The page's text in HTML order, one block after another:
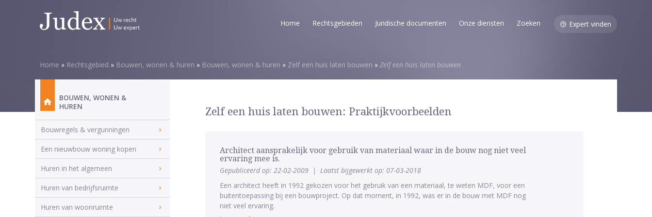
Home Rechtsgebieden Juridische documenten Onze diensten Zoeken Expert vinden
Home » Rechtsgebied » Bouwen, wonen & huren » Bouwen, wonen & huren » Zelf een huis laten bouwen » Zelf een huis laten bouwen
Zelf een huis laten bouwen: Praktijkvoorbeelden
Architect aansprakelijk voor gebruik van materiaal waar in de bouw nog niet veel
ervaring mee is.
Gepubliceerd op: 22-02-2009 | Laatst bijgewerkt op: 07-03-2018
Een architect heeft in 1992 gekozen voor het gebruik van een materiaal, te weten MDF, voor een
buitentoepassing bij een bouwproject. Op dat moment, in 1992, was er in de bouw met MDF nog
niet veel ervaring.
BOUWEN, WONEN &
HUREN
Bouwregels & vergunningen
Een nieuwbouw woning kopen
Huren in het algemeen
Huren van bedrijfsruimte
Huren van woonruimte